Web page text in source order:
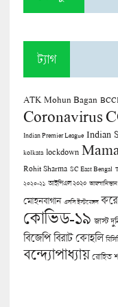
ট্যাগ
ATK Mohun Bagan
Coronavirus
Indian Premier League Indian
kolkata lockdown
Rohit Sharma SC East Bengal
২০২০-২১ আইপিএল ২০২০ আফগানিস্তান
মোহনবাগান এসসি ইস্টবেঙ্গল
কোভিড-১৯ জাস্ট
বিজেপি বিরাট কোহলি
বন্দ্যোপাধ্যায় রোহিত